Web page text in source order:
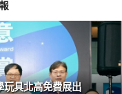
玩具北高免費展出